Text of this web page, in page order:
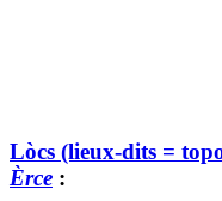
Lòcs (lieux-dits =
Èrce :